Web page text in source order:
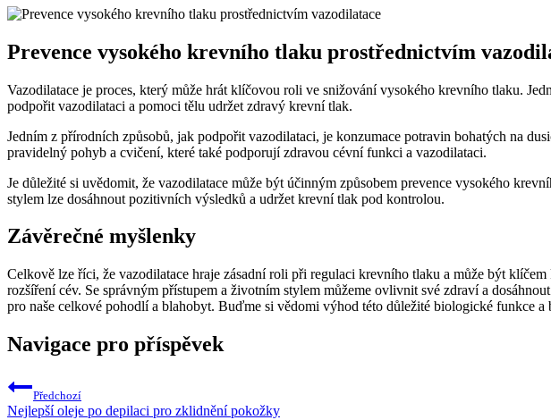
Prevence vysokého krevního tlaku prostřednictvím
Vazodilatace je proces, který může hrát klíčovou roli ve snižování vysokého krevního tlaku.
podpořit vazodilataci a pomoci tělu udržet zdravý krevní tlak.
Jedním z přírodních způsobů, jak podpořit vazodilataci, je konzumace potravin bohatých na
pravidelný pohyb a cvičení, které také podporují zdravou cévní funkci a vazodilataci.
Je důležité si uvědomit, že vazodilatace může být účinným způsobem prevence vysokého
stylem lze dosáhnout pozitivních výsledků a udržet krevní tlak pod kontrolou.
Závěrečné myšlenky
Celkově lze říci, že vazodilatace hraje zásadní roli při regulaci krevního tlaku a může být
rozšíření cév. Se správným přístupem a životním stylem můžeme ovlivnit své zdraví a
pro naše celkové pohodlí a blahobyt. Buďme si vědomi výhod této důležité biologické funkce a
Navigace pro příspěvek
Předchozí
Nejlepší oleje po depilaci pro zklidnění pokožky